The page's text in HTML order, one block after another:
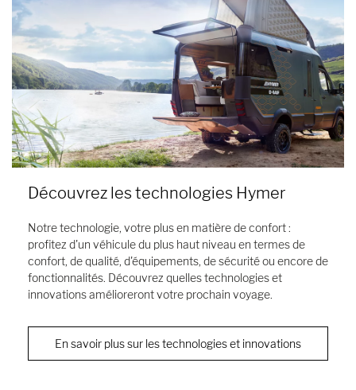
Découvrez les technologies Hymer
Notre technologie, votre plus en matière de confort :
profitez d'un véhicule du plus haut niveau en termes de
confort, de qualité, d'équipements, de sécurité ou encore de
fonctionnalités. Découvrez quelles technologies et
innovations amélioreront votre prochain voyage.
En savoir plus sur les technologies et innovations